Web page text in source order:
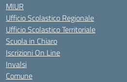
MIUR
Ufficio Scolastico Regionale
Ufficio Scolastico Territoriale
Scuola in Chiaro
Iscrizioni On Line
Invalsi
Comune